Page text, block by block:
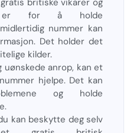
britiske vikarer og
er for å holde
nummer kan
Det holder det
kilder.
uønskede anrop, kan et
hjelpe. Det kan
og holde
kan beskytte deg selv